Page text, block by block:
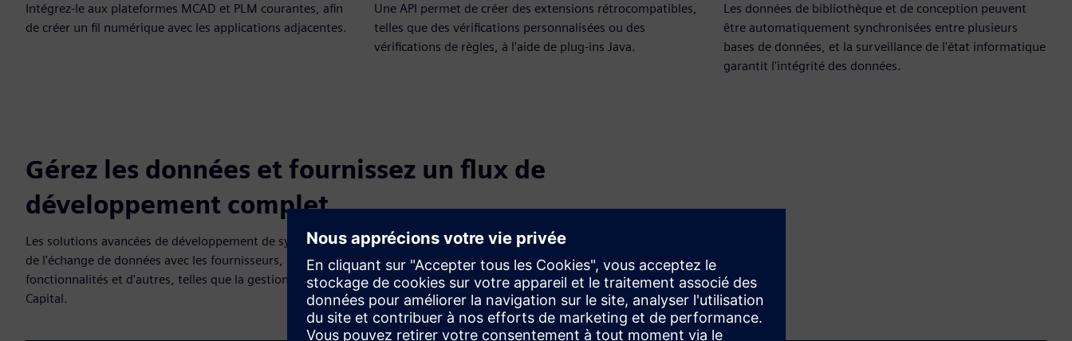
Intégrez-le aux plateformes MCAD et PLM courantes, afin
de créer un fil numérique avec les applications adjacentes.
Une API permet de créer des extensions rétrocompatibles,
telles que des vérifications personnalisées ou des
vérifications de règles, à l'aide de plug-ins Java.
Les données de bibliothèque et de conception peuvent
être automatiquement synchronisées entre plusieurs
bases de données, et la surveillance de l'état informatique
garantit l'intégrité des données.
Gérez les données et fournissez un flux de
développement complet
Les solutions avancées de développement de systèmes E/E actuelles doivent apporter des avantages, tels que la gestion
de l'échange de données avec les fournisseurs, la réutilisation des données et le contrôle des processus. Ces
fonctionnalités et d'autres, telles que la gestion des utilisateurs, des bibliothèques et des versions, sont inhérentes à
Capital.